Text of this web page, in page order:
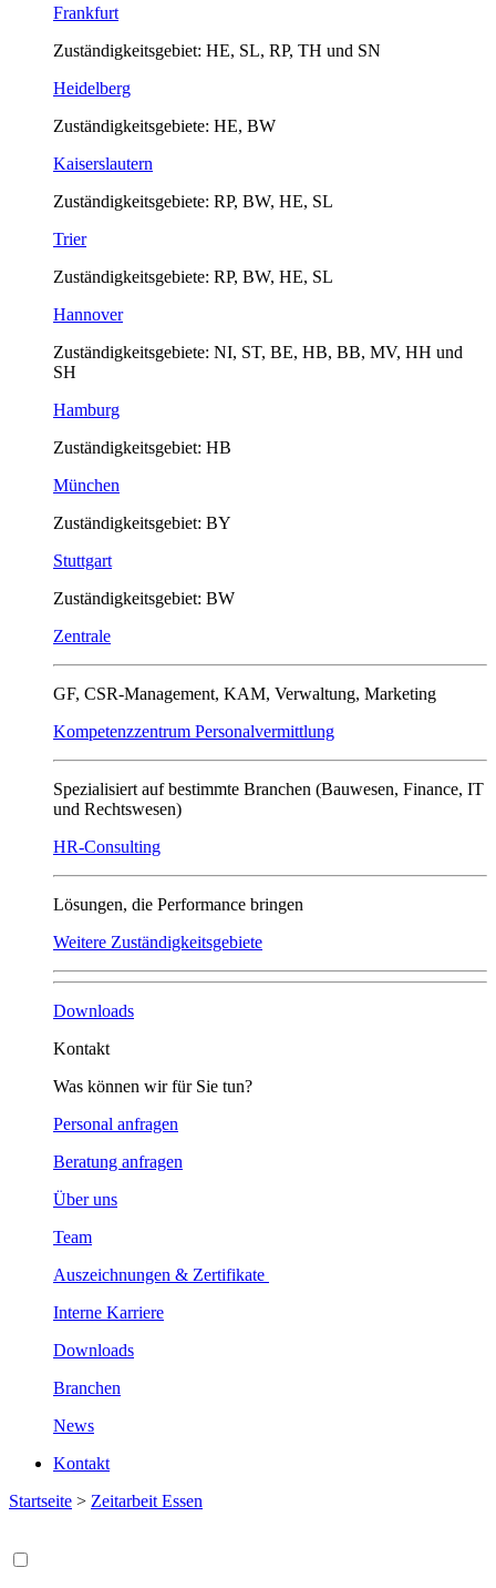
Frankfurt
Zuständigkeitsgebiet: HE, SL, RP, TH und SN
Heidelberg
Zuständigkeitsgebiete: HE, BW
Kaiserslautern
Zuständigkeitsgebiete: RP, BW, HE, SL
Trier
Zuständigkeitsgebiete: RP, BW, HE, SL
Hannover
Zuständigkeitsgebiete: NI, ST, BE, HB, BB, MV, HH und
SH
Hamburg
Zuständigkeitsgebiet: HB
München
Zuständigkeitsgebiet: BY
Stuttgart
Zuständigkeitsgebiet: BW
Zentrale
GF, CSR-Management, KAM, Verwaltung, Marketing
Kompetenzzentrum Personalvermittlung
Spezialisiert auf bestimmte Branchen (Bauwesen, Finance, IT
und Rechtswesen)
HR-Consulting
Lösungen, die Performance bringen
Weitere Zuständigkeitsgebiete
Downloads
Kontakt
Was können wir für Sie tun?
Personal anfragen
Beratung anfragen
Über uns
Team
Auszeichnungen & Zertifikate
Interne Karriere
Downloads
Branchen
News
Kontakt
Startseite > Zeitarbeit Essen